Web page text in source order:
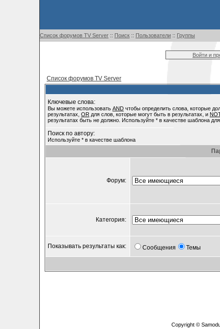
Список форумов TV Server :: Поиск :: Пользователи :: Группы
Войти и
Список форумов TV Server
Ключевые слова:
Вы можете использовать AND чтобы определить слова, которые
результатах, OR для слов, которые могут быть в результатах, и
результатах быть не должно. Используйте * в качестве шаблона
Поиск по автору:
Используйте * в качестве шаблона
Форум:
Категория:
Показывать результаты как: Сообщения Темы
Copyright ©